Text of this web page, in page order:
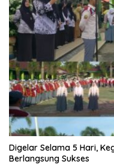
Digelar Selama 5 Hari,
Berlangsung Sukses